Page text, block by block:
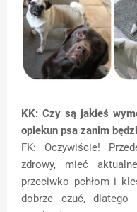
KK: Czy są jakieś
opiekun psa zanim
FK: Oczywiście!
zdrowy, mieć
przeciwko pchłom i
dobrze czuć, dlatego